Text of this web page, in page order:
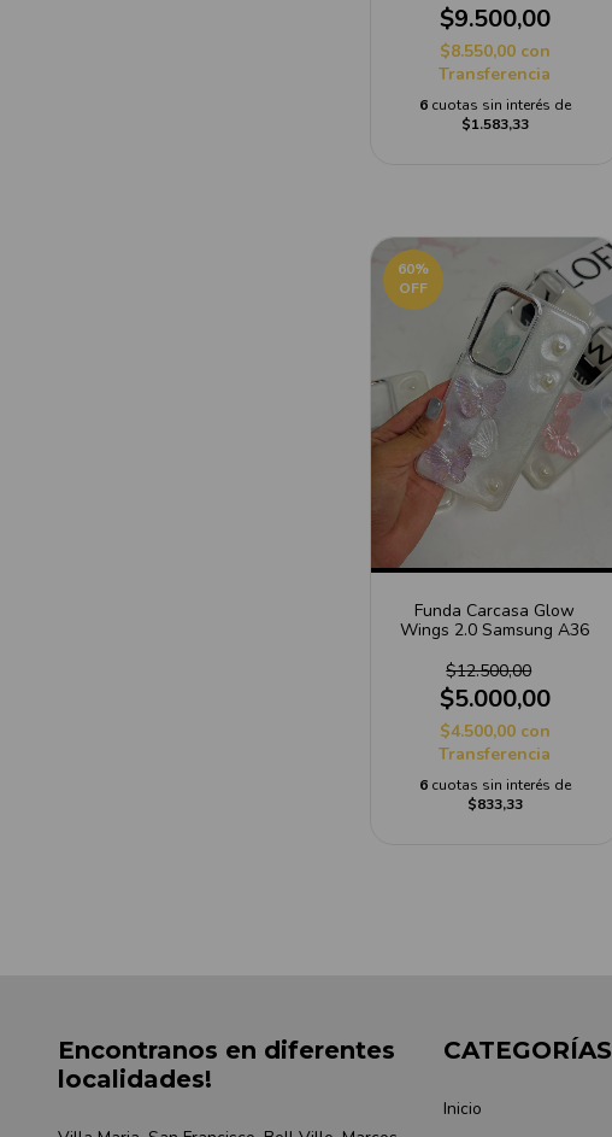
$9.500,00
$8.550,00 con
Transferencia
6 cuotas sin interés de
$1.583,33
60%
OFF
Funda Carcasa Glow
Wings 2.0 Samsung A36
$12.500,00
$5.000,00
$4.500,00 con
Transferencia
6 cuotas sin interés de
$833,33
Encontranos en diferentes
localidades!
CATEGORÍAS
Inicio